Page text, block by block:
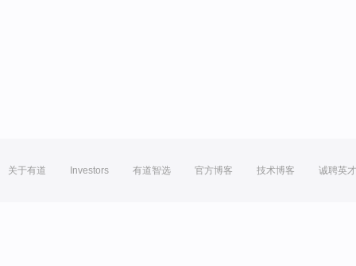
关于有道 Investors 有道智选 官方博客 技术博客 诚聘英才